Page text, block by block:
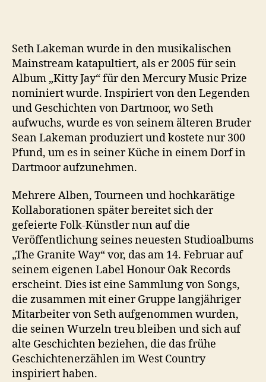
Seth Lakeman wurde in den musikalischen
Mainstream katapultiert, als er 2005 für sein
Album „Kitty Jay“ für den Mercury Music Prize
nominiert wurde. Inspiriert von den Legenden
und Geschichten von Dartmoor, wo Seth
aufwuchs, wurde es von seinem älteren Bruder
Sean Lakeman produziert und kostete nur 300
Pfund, um es in seiner Küche in einem Dorf in
Dartmoor aufzunehmen.
Mehrere Alben, Tourneen und hochkarätige
Kollaborationen später bereitet sich der
gefeierte Folk-Künstler nun auf die
Veröffentlichung seines neuesten Studioalbums
„The Granite Way“ vor, das am 14. Februar auf
seinem eigenen Label Honour Oak Records
erscheint. Dies ist eine Sammlung von Songs,
die zusammen mit einer Gruppe langjähriger
Mitarbeiter von Seth aufgenommen wurden,
die seinen Wurzeln treu bleiben und sich auf
alte Geschichten beziehen, die das frühe
Geschichtenerzählen im West Country
inspiriert haben.